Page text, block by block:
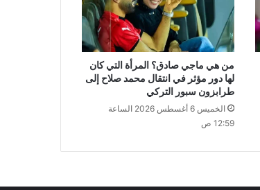
من هي ماجي صادق؟ المرأة التي كان
لها دور مؤثر في انتقال محمد صلاح إلى
طرابزون سبور التركي
الخميس 6 أغسطس 2026 الساعة
12:59 ص